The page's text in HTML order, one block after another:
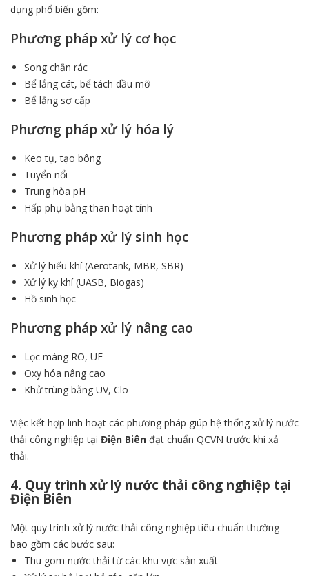
dụng phổ biến gồm:
Phương pháp xử lý cơ học
Song chắn rác
Bể lắng cát, bể tách dầu mỡ
Bể lắng sơ cấp
Phương pháp xử lý hóa lý
Keo tụ, tạo bông
Tuyển nổi
Trung hòa pH
Hấp phụ bằng than hoạt tính
Phương pháp xử lý sinh học
Xử lý hiếu khí (Aerotank, MBR, SBR)
Xử lý kỵ khí (UASB, Biogas)
Hồ sinh học
Phương pháp xử lý nâng cao
Lọc màng RO, UF
Oxy hóa nâng cao
Khử trùng bằng UV, Clo
Việc kết hợp linh hoạt các phương pháp giúp hệ thống xử lý nước
thải công nghiệp tại Điện Biên đạt chuẩn QCVN trước khi xả
thải.
4. Quy trình xử lý nước thải công nghiệp tại
Điện Biên
Một quy trình xử lý nước thải công nghiệp tiêu chuẩn thường
bao gồm các bước sau:
Thu gom nước thải từ các khu vực sản xuất